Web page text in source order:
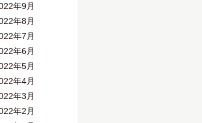
年9月
年8月
年7月
年6月
年5月
年4月
年3月
年2月